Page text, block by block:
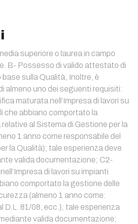
superiore o laurea in campo
B- Possesso di valido attestato di
sulla Qualità; Inoltre, è
almeno uno dei seguenti requisiti:
maturata nell’Impresa di lavori su
che abbiano comportato la
al Sistema di Gestione per la
1 anno come responsabile del
la Qualità); tale esperienza deve
valida documentazione; C2-
di lavori su impianti
comportato la gestione delle
(almeno 1 anno come:
D.L. 81/08, ecc.); tale esperienza
valida documentazione;